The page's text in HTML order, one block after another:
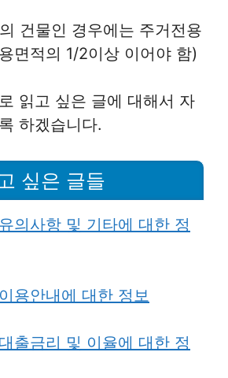
건물인 경우에는 주거전용
면적의 1/2이상 이어야 함)
읽고 싶은 글에 대해서 자
하겠습니다.
싶은 글들
의사항 및 기타에 대한 정
용안내에 대한 정보
출금리 및 이율에 대한 정